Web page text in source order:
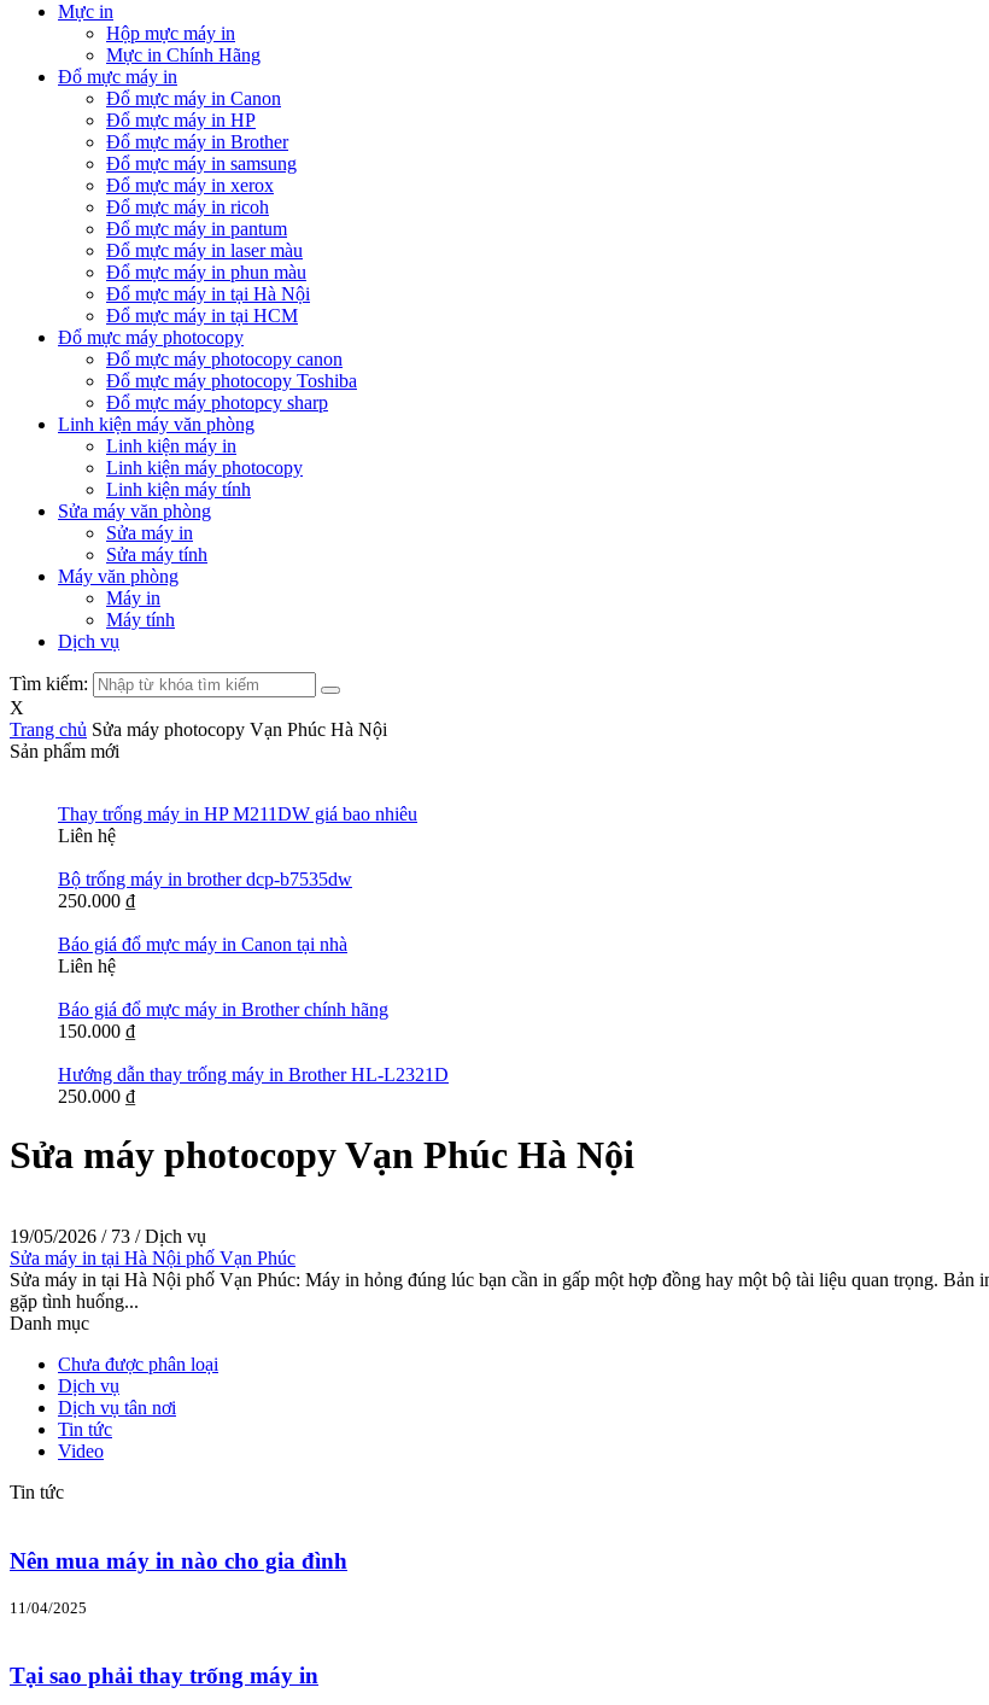
Mực in
Hộp mực máy in
Mực in Chính Hãng
Đổ mực máy in
Đổ mực máy in Canon
Đổ mực máy in HP
Đổ mực máy in Brother
Đổ mực máy in samsung
Đổ mực máy in xerox
Đổ mực máy in ricoh
Đổ mực máy in pantum
Đổ mực máy in laser màu
Đổ mực máy in phun màu
Đổ mực máy in tại Hà Nội
Đổ mực máy in tại HCM
Đổ mực máy photocopy
Đổ mực máy photocopy canon
Đổ mực máy photocopy Toshiba
Đổ mực máy photopcy sharp
Linh kiện máy văn phòng
Linh kiện máy in
Linh kiện máy photocopy
Linh kiện máy tính
Sửa máy văn phòng
Sửa máy in
Sửa máy tính
Máy văn phòng
Máy in
Máy tính
Dịch vụ
Tìm kiếm:
X
Trang chủ Sửa máy photocopy Vạn Phúc Hà Nội
Sản phẩm mới
Thay trống máy in HP M211DW giá bao nhiêu
Liên hệ
Bộ trống máy in brother dcp-b7535dw
250.000 ₫
Báo giá đổ mực máy in Canon tại nhà
Liên hệ
Báo giá đổ mực máy in Brother chính hãng
150.000 ₫
Hướng dẫn thay trống máy in Brother HL-L2321D
250.000 ₫
Sửa máy photocopy Vạn Phúc Hà Nội
19/05/2026 / 73 /Dịch vụ
Sửa máy in tại Hà Nội phố Vạn Phúc
Sửa máy in tại Hà Nội phố Vạn Phúc: Máy in hỏng đúng lúc bạn cần in gấp một hợp đồng hay một bộ tài liệu quan trọng.
gặp tình huống...
Danh mục
Chưa được phân loại
Dịch vụ
Dịch vụ tân nơi
Tin tức
Video
Tin tức
Nên mua máy in nào cho gia đình
11/04/2025
Tại sao phải thay trống máy in